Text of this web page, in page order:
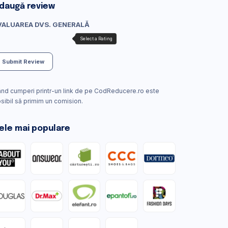
review
DVS. GENERALĂ
Submit Review
cumperi printr-un link de pe CodReducere.ro este
să primim un comision.
mai populare